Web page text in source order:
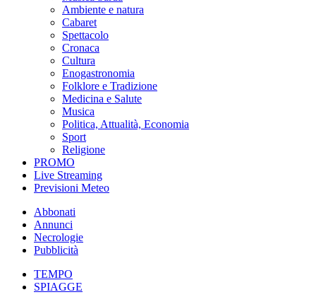
Ambiente e natura
Cabaret
Spettacolo
Cronaca
Cultura
Enogastronomia
Folklore e Tradizione
Medicina e Salute
Musica
Politica, Attualità, Economia
Sport
Religione
PROMO
Live Streaming
Previsioni Meteo
Abbonati
Annunci
Necrologie
Pubblicità
TEMPO
SPIAGGE